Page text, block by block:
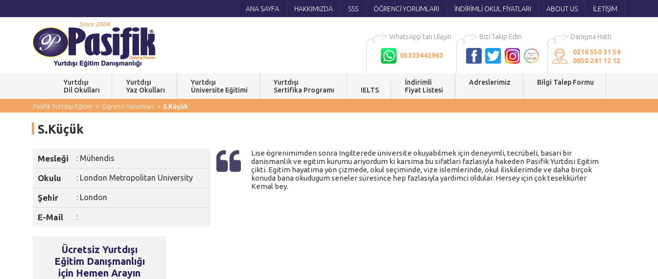
İLETİŞİM
ABOUT US
İNDİRİMLİ OKUL FİYATLARI
ÖĞRENCİ YORUMLARI
SSS
HAKKIMIZDA
ANA SAYFA
Danışma Hattı
0216 550 31 54
0850 241 12 12
Bizi Takip Edin
WhatsApp'tan Ulaşın
05333442963
Yurtdışı
Dil Okulları
Yurtdışı
Yaz Okulları
Yurtdışı
Üniversite Eğitimi
Yurtdışı
Sertifika Programı
IELTS
İndirimli
Fiyat Listesi
Adreslerimiz Bilgi Talep Formu
Pasifik Yurtdışı Eğitim > Öğrenci Yorumları > S.Küçük
S.Küçük
Mesleği : Mühendis
Okulu : London Metropolitan University
Şehir : London
E-Mail :
Ücretsiz Yurtdışı
Eğitim Danışmanlığı
için Hemen Arayın
Lise ögrenimimden sonra Ingilterede üniversite okuyabilmek için deneyimli, tecrübeli, basari bir
danismanlik ve egitim kurumu ariyordum ki karsima bu sifatlari fazlasiyla hakeden Pasifik Yurtdisi Egitim
çikti. Egitim hayatima yön çizmede, okul seçiminde, vize islemlerinde, okul iliskilerimde ve daha birçok
konuda bana okudugum seneler süresince hep fazlasiyla yardimci oldular. Hersey için çok tesekkürler
Kemal bey.